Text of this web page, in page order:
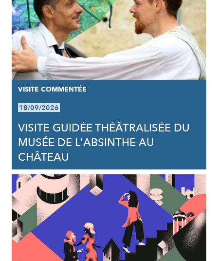
VISITE COMMENTÉE
18/09/2026
VISITE GUIDÉE THÉÂTRALISÉE DU
MUSÉE DE L'ABSINTHE AU
CHÂTEAU